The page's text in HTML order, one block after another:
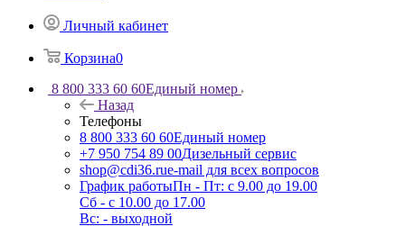
Личный кабинет
Корзина0
8 800 333 60 60Единый номер
Назад
Телефоны
8 800 333 60 60Единый номер
+7 950 754 89 00Дизельный сервис
shop@cdi36.rue-mail для всех вопросов
График работыПн - Пт: с 9.00 до 19.00
Сб - с 10.00 до 17.00
Вс: - выходной